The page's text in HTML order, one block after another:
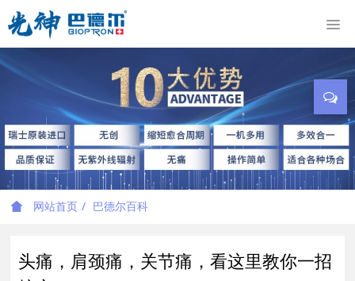
网站首页 巴德尔百科
头痛，肩颈痛，关节痛，看这里教你一招